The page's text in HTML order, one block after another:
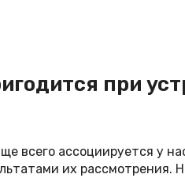
при
всего ассоциируется у
их рассмотрения.